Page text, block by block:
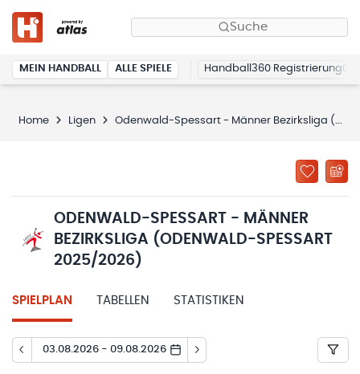
Suche
MEIN HANDBALL ALLE SPIELE Handball360 Registrierung
Home Ligen Odenwald-Spessart - Männer Bezirksliga (Odenwald-Spessart 2025/2026)
ODENWALD-SPESSART - MÄNNER
BEZIRKSLIGA (ODENWALD-SPESSART
2025/2026)
SPIELPLAN TABELLEN STATISTIKEN
03.08.2026 - 09.08.2026